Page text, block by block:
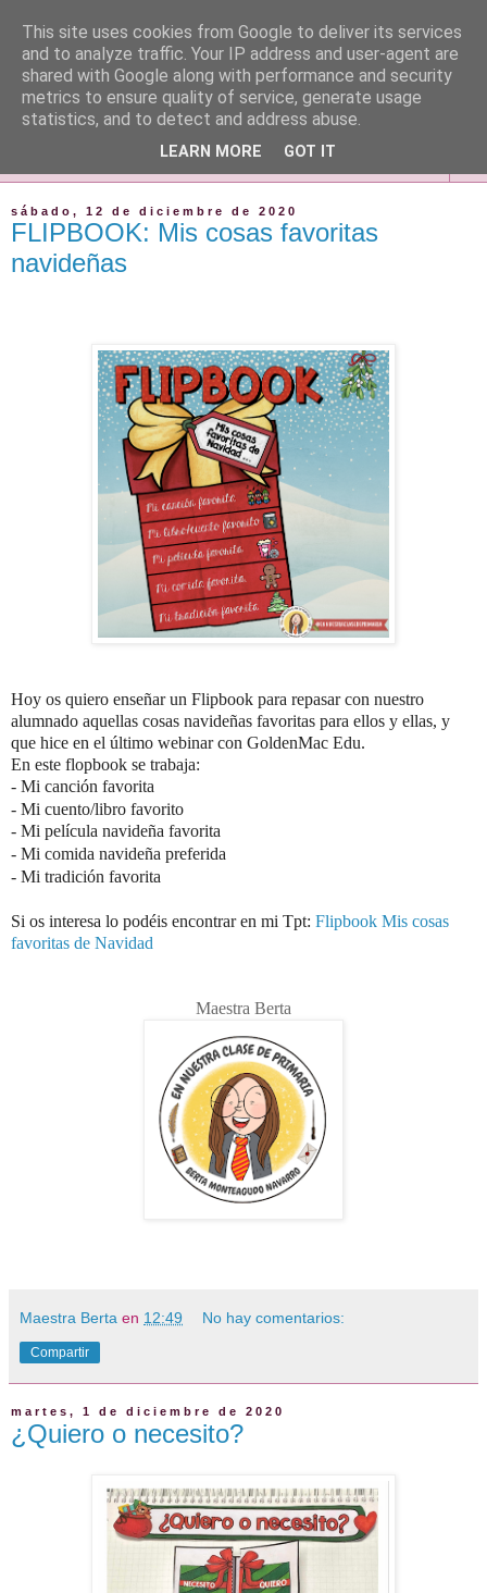
sábado, 12 de diciembre de 2020
FLIPBOOK: Mis cosas favoritas
navideñas
Hoy os quiero enseñar un Flipbook para repasar con nuestro
alumnado aquellas cosas navideñas favoritas para ellos y ellas, y
que hice en el último webinar con GoldenMac Edu.
En este flopbook se trabaja:
- Mi canción favorita
- Mi cuento/libro favorito
- Mi película navideña favorita
- Mi comida navideña preferida
- Mi tradición favorita
Si os interesa lo podéis encontrar en mi Tpt: Flipbook Mis cosas
favoritas de Navidad
Maestra Berta
Maestra Berta en 12:49 No hay comentarios:
Compartir
martes, 1 de diciembre de 2020
¿Quiero o necesito?
This site uses cookies from Google to deliver its services
and to analyze traffic. Your IP address and user-agent are
shared with Google along with performance and security
metrics to ensure quality of service, generate usage
statistics, and to detect and address abuse.
LEARN MORE GOT IT